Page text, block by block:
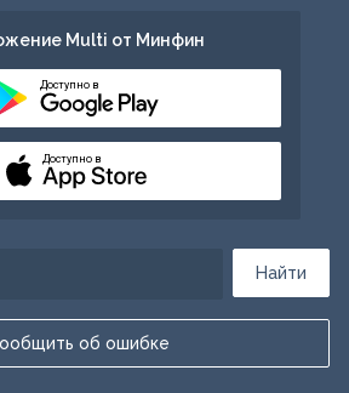
Найти
об ошибке
Multi от Минфин
Доступно в
Доступно в